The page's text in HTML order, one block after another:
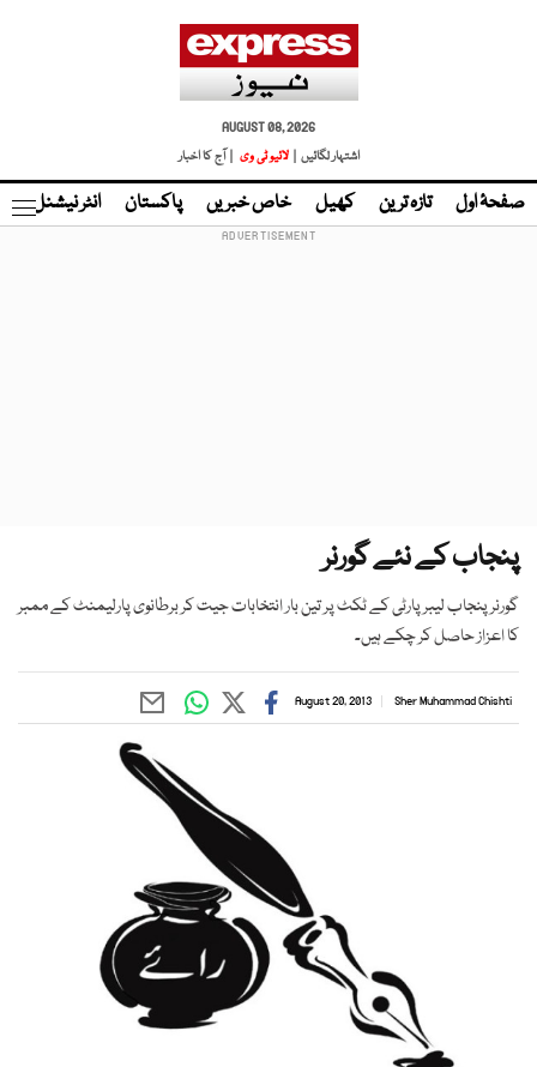
AUGUST 08, 2026
اشتہار لگائیں |
لائیو ٹی وی | آج کا اخبار
صفحۂ اول تازہ ترین کھیل خاص خبریں پاکستان انٹر نیشنل
پنجاب کے نئے گورنر
گورنر پنجاب لیبر پارٹی کے ٹکٹ پر تین بار انتخابات جیت کر برطانوی پارلیمنٹ کے ممبر
کا اعزاز حاصل کر چکے ہیں۔
Sher Muhammad Chishti
August 20, 2013